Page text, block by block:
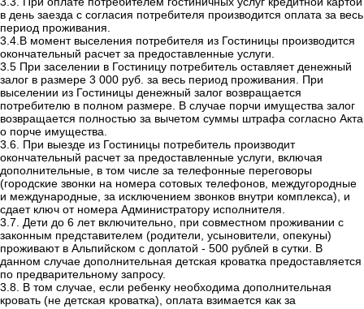
в день заезда с согласия потребителя производится оплата за весь
период проживания.
3.4.В момент выселения потребителя из Гостиницы производится
окончательный расчет за предоставленные услуги.
3.5 При заселении в Гостиницу потребитель оставляет денежный
залог в размере 3 000 руб. за весь период проживания. При
выселении из Гостиницы денежный залог возвращается
потребителю в полном размере. В случае порчи имущества залог
возвращается полностью за вычетом суммы штрафа согласно Акта
о порче имущества.
3.6. При выезде из Гостиницы потребитель производит
окончательный расчет за предоставленные услуги, включая
дополнительные, в том числе за телефонные переговоры
(городские звонки на номера сотовых телефонов, междугородные
и международные, за исключением звонков внутри комплекса), и
сдает ключ от номера Администратору исполнителя.
3.7. Дети до 6 лет включительно, при совместном проживании с
законным представителем (родители, усыновители, опекуны)
проживают в Альпийском с доплатой - 500 рублей в сутки. В
данном случае дополнительная детская кроватка предоставляется
по предварительному запросу.
3.8. В том случае, если ребенку необходима дополнительная
кровать (не детская кроватка), оплата взимается как за